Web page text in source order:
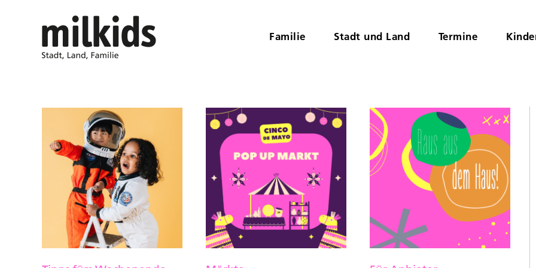
Familie Stadt und Land Termine